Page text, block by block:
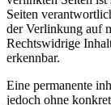
Seiten
der Verlinkung auf
Rechtswidrige
erkennbar.
Eine permanente
jedoch ohne